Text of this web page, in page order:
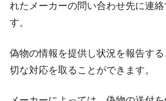
れたメーカーの問い合わせ先に連
す。
偽物の情報を提供し状況を報告す
切な対応を取ることができます。